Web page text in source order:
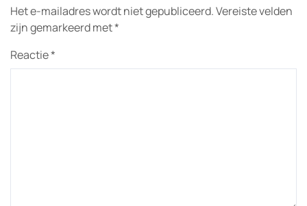
Het e-mailadres wordt niet gepubliceerd.Vereiste velden
zijn gemarkeerd met*
Reactie*